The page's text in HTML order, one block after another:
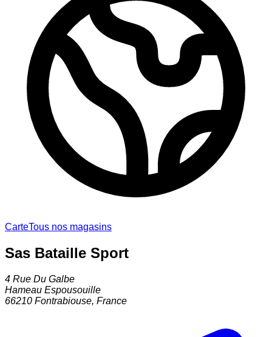
CarteTous nos magasins
Sas Bataille Sport
4 Rue Du Galbe
Hameau Espousouille
66210 Fontrabiouse, France